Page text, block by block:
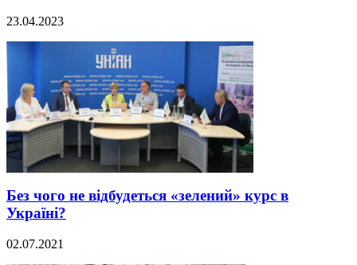
23.04.2023
Без чого не відбудеться «зелений» курс в
Україні?
02.07.2021